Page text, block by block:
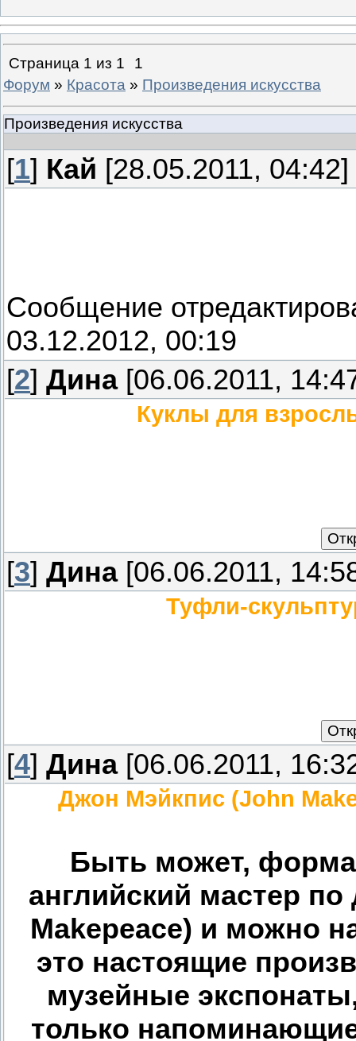
Страница 1 из 1
1
Форум » Красота » Произведения искусства
Произведения искусства
[1] Кай [28.05.2011, 04:42]
Сообщение
03.12.2012, 00:19
[2] Дина[06.06.2011,
Куклы для
[3] Дина[06.06.2011,
Туфли-
[4] Дина[06.06.2011,
Джон Мэйкпис (John
Быть может,
английский мастер
Makepeace) и можно
это настоящие
музейные
только